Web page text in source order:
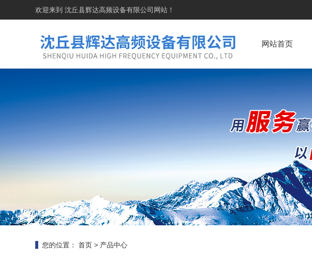
欢迎来到 沈丘县辉达高频设备有限公司 网站！
网站首页
您的位置： 首页 > 产品中心